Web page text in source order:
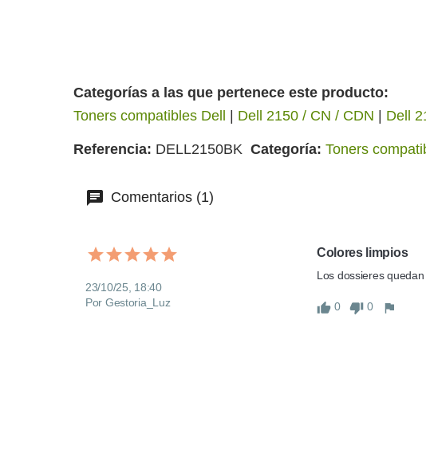
Categorías a las que pertenece este producto:
Toners compatibles Dell
Dell 2150 / CN / CDN Dell
Referencia DELL2150BK Categoría Toners
Comentarios (1)
23/10/25, 18:40
Por Gestoria_Luz
Colores limpios
Los dossieres
0 0